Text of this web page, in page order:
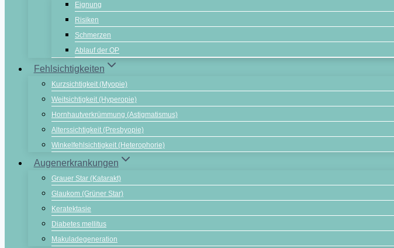
Eignung
Risiken
Schmerzen
Ablauf der OP
Fehlsichtigkeiten
Kurzsichtigkeit (Myopie)
Weitsichtigkeit (Hyperopie)
Hornhautverkrümmung (Astigmatismus)
Alterssichtigkeit (Presbyopie)
Winkelfehlsichtigkeit (Heterophorie)
Augenerkrankungen
Grauer Star (Katarakt)
Glaukom (Grüner Star)
Keratektasie
Diabetes mellitus
Makuladegeneration